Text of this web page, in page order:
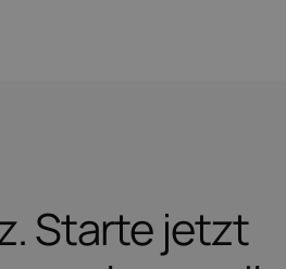
Starte jetzt